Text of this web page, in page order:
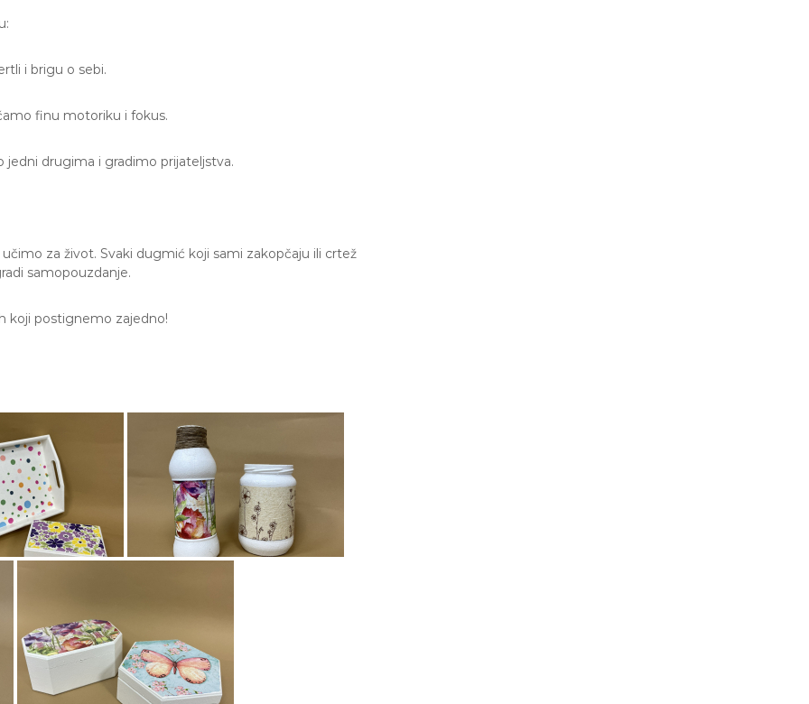
i brigu o sebi.
finu motoriku i fokus.
jedni drugima i gradimo prijateljstva.
za život. Svaki dugmić koji sami zakopčaju ili crtež
samopouzdanje.
koji postignemo zajedno!